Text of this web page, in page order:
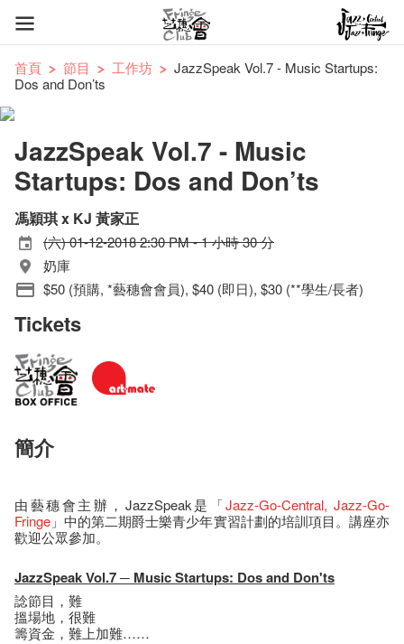
首頁 節目 工作坊
JazzSpeak Vol.7 - Music Startups:
Dos and Don’ts
JazzSpeak Vol.7 - Music
Startups: Dos and Don’ts
馮穎琪 x KJ 黃家正
(六) 01-12-2018 2:30 PM - 1 小時 30 分
奶庫
$50 (預購, *藝穗會會員), $40 (即日), $30 (**學生/長者)
Tickets
簡介
由藝穗會主辦，JazzSpeak是「Jazz-Go-Central, Jazz-Go-
Fringe 」中的第二期爵士樂青少年實習計劃的培訓項目。講座亦
歡迎公眾參加。
JazzSpeak Vol.7─ Music Startups: Dos and Don'ts
諗節目，難
搵場地，很難
籌資金，難上加難……